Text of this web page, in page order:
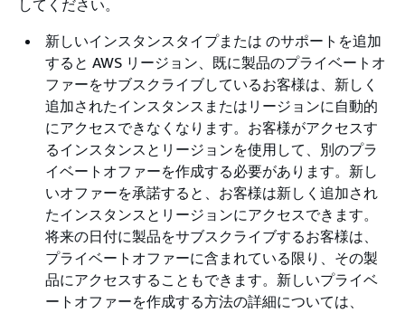
してください。
新しいインスタンスタイプまたは のサポートを追加
すると AWS リージョン、既に製品のプライベートオ
ファーをサブスクライブしているお客様は、新しく
追加されたインスタンスまたはリージョンに自動的
にアクセスできなくなります。お客様がアクセスす
るインスタンスとリージョンを使用して、別のプラ
イベートオファーを作成する必要があります。新し
いオファーを承諾すると、お客様は新しく追加され
たインスタンスとリージョンにアクセスできます。
将来の日付に製品をサブスクライブするお客様は、
プライベートオファーに含まれている限り、その製
品にアクセスすることもできます。新しいプライベ
ートオファーを作成する方法の詳細については、